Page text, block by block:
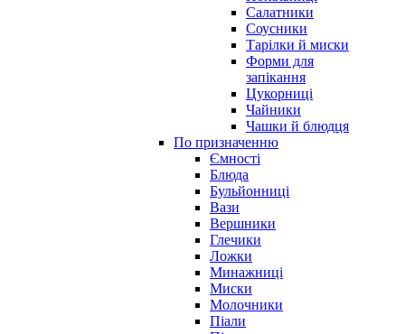
Салатники
Соусники
Тарілки й миски
Форми для
запікання
Цукорниці
Чайники
Чашки й блюдця
По призначенню
Ємності
Блюда
Бульйонниці
Вази
Вершники
Глечики
Ложки
Минажниці
Миски
Молочники
Піали